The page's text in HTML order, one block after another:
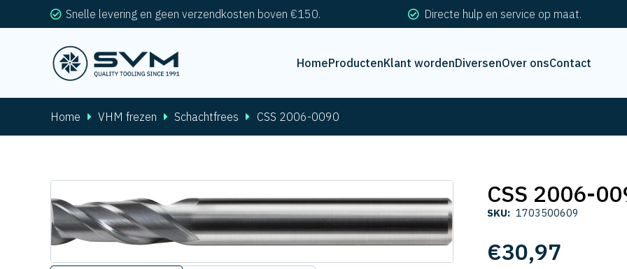
Snelle levering en geen verzendkosten boven €150. Directe hulp en service op maat.
HomeProductenKlant wordenDiversenOver onsContact
Home VHM frezen Schachtfrees CSS 2006-0090
CSS 2006-
SKU: 1703500609
€30,97